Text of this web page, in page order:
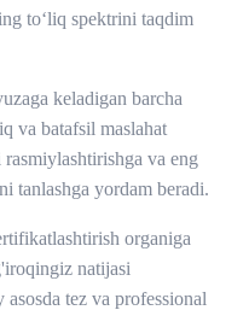
to‘liq spektrini taqdim
keladigan barcha
va batafsil maslahat
va eng
tanlashga yordam beradi.
organiga
natijasi
tez va professional